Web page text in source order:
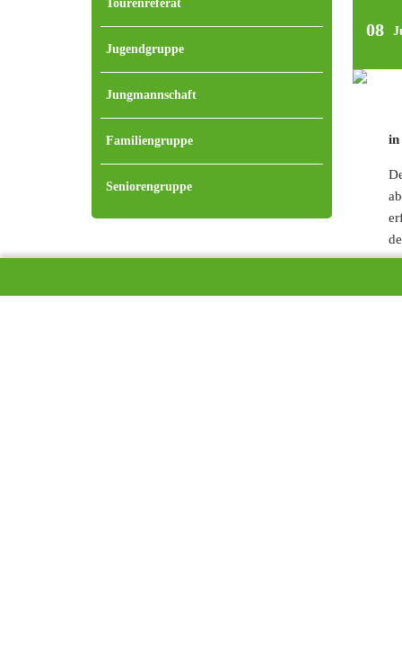
08
in
Tourenreferat
Jugendgruppe
Jungmannschaft
Familiengruppe
Seniorengruppe